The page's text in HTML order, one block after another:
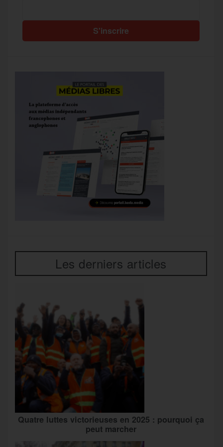
Les derniers articles
Quatre luttes victorieuses en 2025 : pourquoi ça
peut marcher